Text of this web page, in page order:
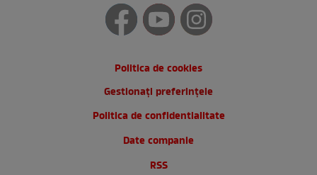
Politica de cookies
Gestionați preferințele
Politica de confidentialitate
Date companie
RSS